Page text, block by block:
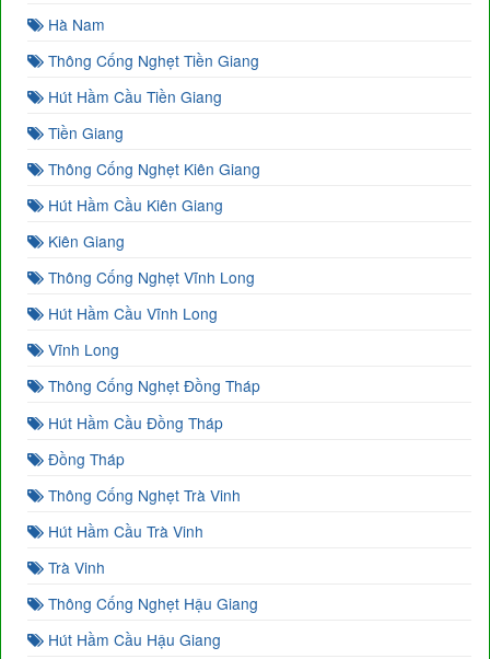
Hà Nam
Thông Cống Nghẹt Tiền Giang
Hút Hầm Cầu Tiền Giang
Tiền Giang
Thông Cống Nghẹt Kiên Giang
Hút Hầm Cầu Kiên Giang
Kiên Giang
Thông Cống Nghẹt Vĩnh Long
Hút Hầm Cầu Vĩnh Long
Vĩnh Long
Thông Cống Nghẹt Đồng Tháp
Hút Hầm Cầu Đồng Tháp
Đồng Tháp
Thông Cống Nghẹt Trà Vinh
Hút Hầm Cầu Trà Vinh
Trà Vinh
Thông Cống Nghẹt Hậu Giang
Hút Hầm Cầu Hậu Giang